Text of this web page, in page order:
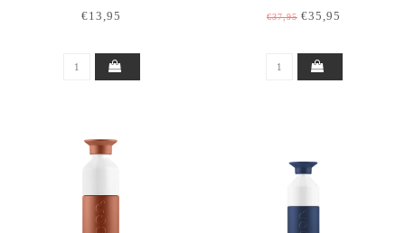
€13,95 €37,95 €35,95